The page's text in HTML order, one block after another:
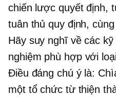
chiến lược quyết định,
tuân thủ quy định,
Hãy suy nghĩ về các
nghiệm phù hợp với
Điều đáng chú ý là:
một tổ chức từ thiện